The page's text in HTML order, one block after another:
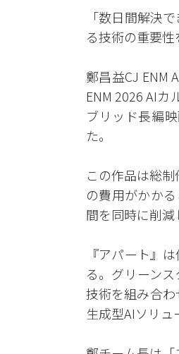
「数日間解決
る技術の重要性
鄭昌益CJ ENM
ENM 2026 AIカ
ブリッド長編
た。
この作品は総
の費用がかか
間を同時に削減
『アパート』
る。グリーン
技術を組み合
生成型AIソリュ